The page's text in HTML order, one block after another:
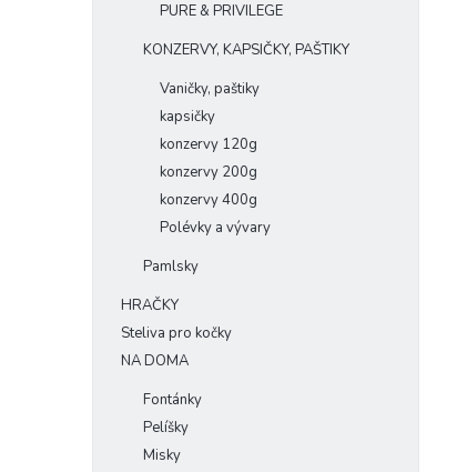
PURE & PRIVILEGE
KONZERVY, KAPSIČKY, PAŠTIKY
Vaničky, paštiky
kapsičky
konzervy 120g
konzervy 200g
konzervy 400g
Polévky a vývary
Pamlsky
HRAČKY
Steliva pro kočky
NA DOMA
Fontánky
Pelíšky
Misky